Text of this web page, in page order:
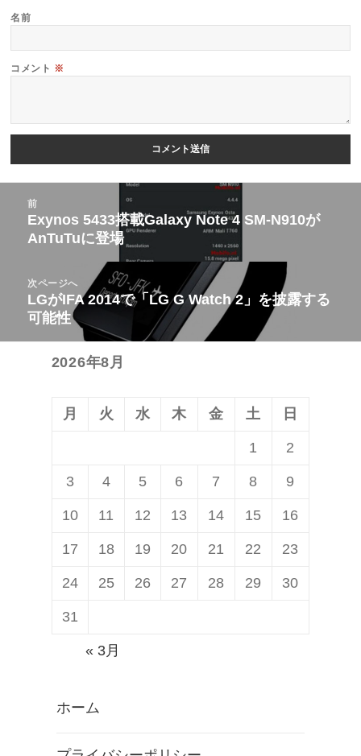
名前
コメント ※
前
前
の
稿:
Exynos 5433搭載Galaxy Note 4 SM-N910が
AnTuTuに登場
次ページへ
次
の
投
LGがIFA 2014で「LG G Watch 2」を披露する
可能性
2026年8月
月 火 水 木 金 土 日
1 2
3 4 5 6 7 8 9
10 11 12 13 14 15 16
17 18 19 20 21 22 23
24 25 26 27 28 29 30
31
« 3月
ホーム